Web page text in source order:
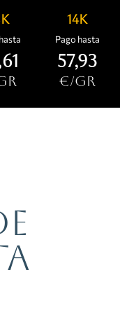
14k
Pago hasta
57,93
€/gr